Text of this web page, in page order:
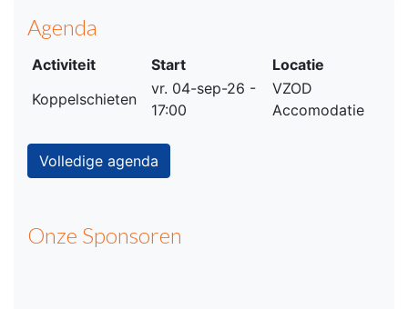
Agenda
Activiteit Start
Locatie
Koppelschieten
vr. 04-sep-26 -
17:00
VZOD
Accomodatie
Volledige agenda
Onze Sponsoren